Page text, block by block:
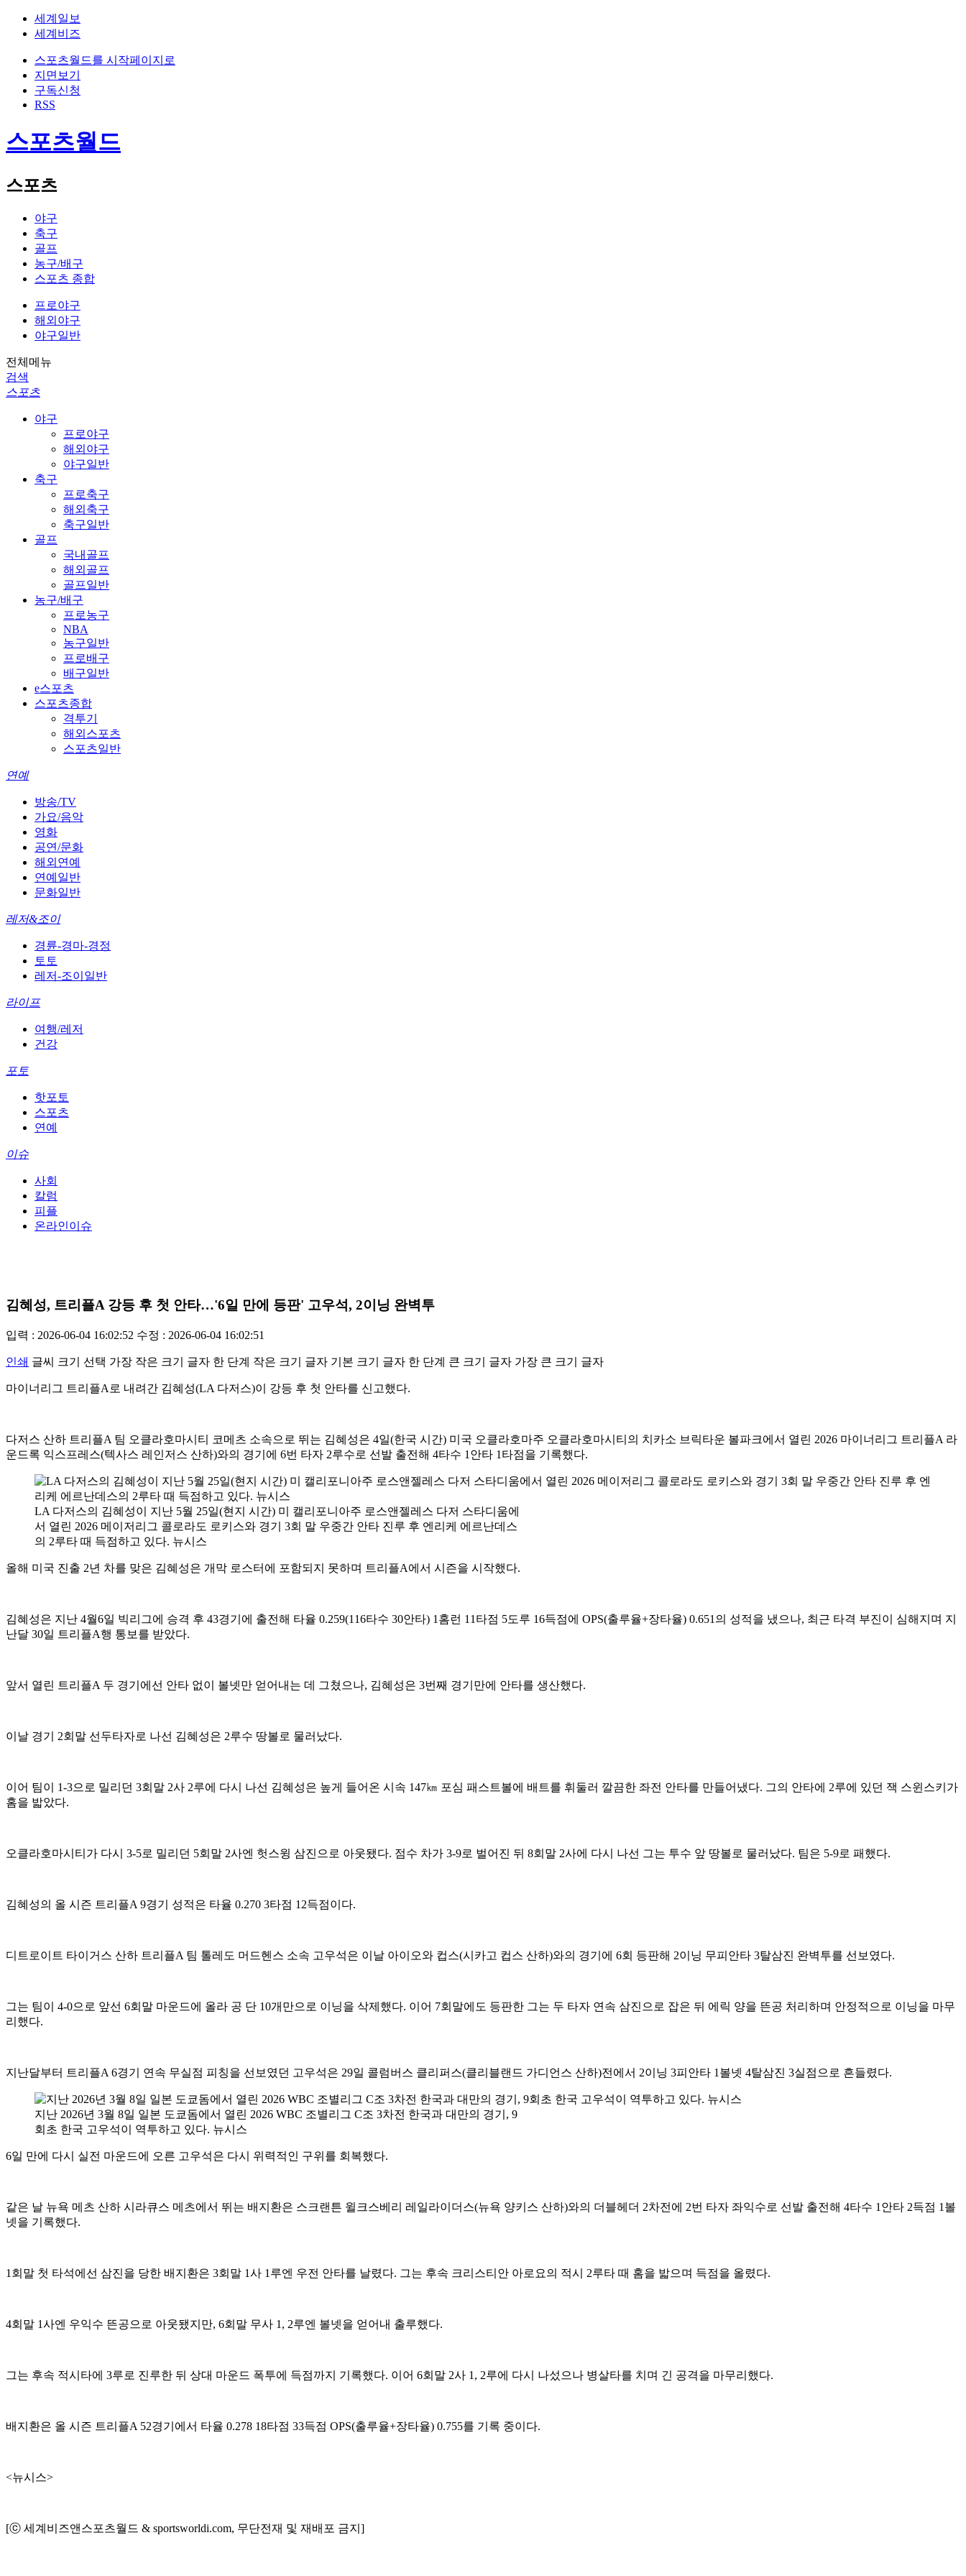
세계일보
세계비즈
스포츠월드를 시작페이지로
지면보기
구독신청
RSS
스포츠월드
스포츠
야구
축구
골프
농구/배구
스포츠 종합
프로야구
해외야구
야구일반
전체메뉴
검색
스포츠
야구
프로야구
해외야구
야구일반
축구
프로축구
해외축구
축구일반
골프
국내골프
해외골프
골프일반
농구/배구
프로농구
NBA
농구일반
프로배구
배구일반
e스포츠
스포츠종합
격투기
해외스포츠
스포츠일반
연예
방송/TV
가요/음악
영화
공연/문화
해외연예
연예일반
문화일반
레저&조이
경륜-경마-경정
토토
레저-조이일반
라이프
여행/레저
건강
포토
핫포토
스포츠
연예
이슈
사회
칼럼
피플
온라인이슈
김혜성, 트리플A 강등 후 첫 안타…'6일 만에 등판' 고우석, 2이닝 완벽투
입력 : 2026-06-04 16:02:52 수정 : 2026-06-04 16:02:51
인쇄 글씨 크기 선택 가장 작은 크기 글자 한 단계 작은 크기 글자 기본 크기 글자 한 단계 큰 크기 글자 가장 큰 크기 글자
마이너리그 트리플A로 내려간 김혜성(LA 다저스)이 강등 후 첫 안타를 신고했다.
다저스 산하 트리플A 팀 오클라호마시티 코메츠 소속으로 뛰는 김혜성은 4일(한국 시간) 미국 오클라호마주 오클라호마시티의 치카소 브릭타운 볼파크에서 열린 2026 마이너리그 트리플A 라
운드록 익스프레스(텍사스 레인저스 산하)와의 경기에 6번 타자 2루수로 선발 출전해 4타수 1안타 1타점을 기록했다.
LA 다저스의 김혜성이 지난 5월 25일(현지 시간) 미 캘리포니아주 로스앤젤레스 다저 스타디움에
서 열린 2026 메이저리그 콜로라도 로키스와 경기 3회 말 우중간 안타 진루 후 엔리케 에르난데스
의 2루타 때 득점하고 있다. 뉴시스
올해 미국 진출 2년 차를 맞은 김혜성은 개막 로스터에 포함되지 못하며 트리플A에서 시즌을 시작했다.
김혜성은 지난 4월6일 빅리그에 승격 후 43경기에 출전해 타율 0.259(116타수 30안타) 1홈런 11타점 5도루 16득점에 OPS(출루율+장타율) 0.651의 성적을 냈으나, 최근 타격 부진이 심해지며 지
난달 30일 트리플A행 통보를 받았다.
앞서 열린 트리플A 두 경기에선 안타 없이 볼넷만 얻어내는 데 그쳤으나, 김혜성은 3번째 경기만에 안타를 생산했다.
이날 경기 2회말 선두타자로 나선 김혜성은 2루수 땅볼로 물러났다.
이어 팀이 1-3으로 밀리던 3회말 2사 2루에 다시 나선 김혜성은 높게 들어온 시속 147㎞ 포심 패스트볼에 배트를 휘둘러 깔끔한 좌전 안타를 만들어냈다. 그의 안타에 2루에 있던 잭 스윈스키가
홈을 밟았다.
오클라호마시티가 다시 3-5로 밀리던 5회말 2사엔 헛스윙 삼진으로 아웃됐다. 점수 차가 3-9로 벌어진 뒤 8회말 2사에 다시 나선 그는 투수 앞 땅볼로 물러났다. 팀은 5-9로 패했다.
김혜성의 올 시즌 트리플A 9경기 성적은 타율 0.270 3타점 12득점이다.
디트로이트 타이거스 산하 트리플A 팀 톨레도 머드헨스 소속 고우석은 이날 아이오와 컵스(시카고 컵스 산하)와의 경기에 6회 등판해 2이닝 무피안타 3탈삼진 완벽투를 선보였다.
그는 팀이 4-0으로 앞선 6회말 마운드에 올라 공 단 10개만으로 이닝을 삭제했다. 이어 7회말에도 등판한 그는 두 타자 연속 삼진으로 잡은 뒤 에릭 양을 뜬공 처리하며 안정적으로 이닝을 마무
리했다.
지난달부터 트리플A 6경기 연속 무실점 피칭을 선보였던 고우석은 29일 콜럼버스 클리퍼스(클리블랜드 가디언스 산하)전에서 2이닝 3피안타 1볼넷 4탈삼진 3실점으로 흔들렸다.
지난 2026년 3월 8일 일본 도쿄돔에서 열린 2026 WBC 조별리그 C조 3차전 한국과 대만의 경기, 9
회초 한국 고우석이 역투하고 있다. 뉴시스
6일 만에 다시 실전 마운드에 오른 고우석은 다시 위력적인 구위를 회복했다.
같은 날 뉴욕 메츠 산하 시라큐스 메츠에서 뛰는 배지환은 스크랜튼 윌크스베리 레일라이더스(뉴욕 양키스 산하)와의 더블헤더 2차전에 2번 타자 좌익수로 선발 출전해 4타수 1안타 2득점 1볼
넷을 기록했다.
1회말 첫 타석에선 삼진을 당한 배지환은 3회말 1사 1루엔 우전 안타를 날렸다. 그는 후속 크리스티안 아로요의 적시 2루타 때 홈을 밟으며 득점을 올렸다.
4회말 1사엔 우익수 뜬공으로 아웃됐지만, 6회말 무사 1, 2루엔 볼넷을 얻어내 출루했다.
그는 후속 적시타에 3루로 진루한 뒤 상대 마운드 폭투에 득점까지 기록했다. 이어 6회말 2사 1, 2루에 다시 나섰으나 병살타를 치며 긴 공격을 마무리했다.
배지환은 올 시즌 트리플A 52경기에서 타율 0.278 18타점 33득점 OPS(출루율+장타율) 0.755를 기록 중이다.
<뉴시스>
[ⓒ 세계비즈앤스포츠월드 & sportsworldi.com, 무단전재 및 재배포 금지]